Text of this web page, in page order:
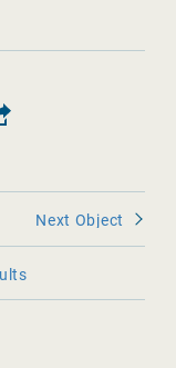
Next Object